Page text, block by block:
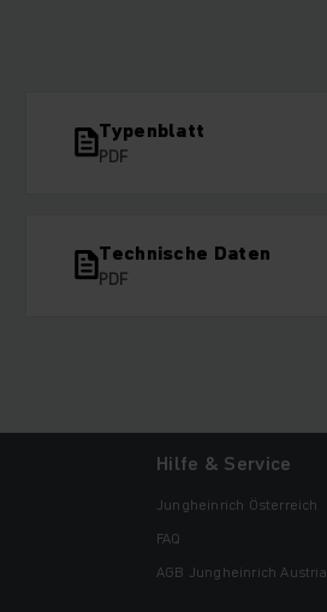
Typenblatt
PDF
Technische Daten
PDF
Hilfe & Service
Jungheinrich Österreich
FAQ
AGB Jungheinrich Austria